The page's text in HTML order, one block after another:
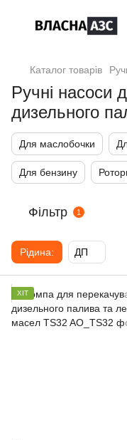
Каталог товарів
Ручні насоси
дизельного
Для маслобочки
Для бензину
Фільтр 1
Рідина: ДП
ХІТ